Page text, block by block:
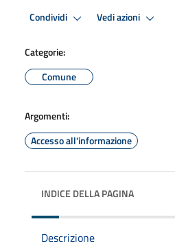
Condividi Vedi azioni
Categorie:
Comune
Argomenti:
Accesso all'informazione
INDICE DELLA PAGINA
Descrizione